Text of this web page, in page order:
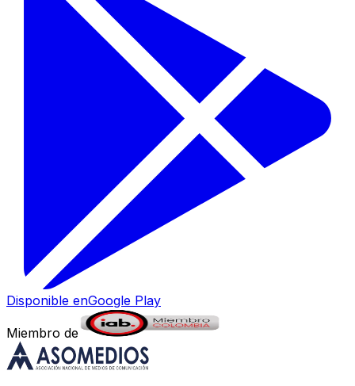
Disponible enGoogle Play
Miembro de